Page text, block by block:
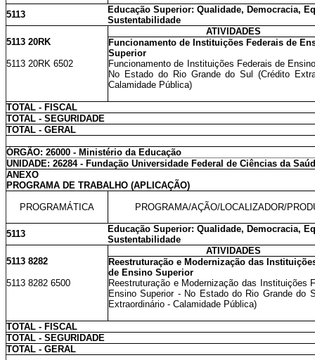
5113
Educação Superior: Qualidade, Democracia,
Sustentabilidade
ATIVIDADES
5113 20RK
Funcionamento de Instituições Federais de
Superior
5113 20RK 6502
Funcionamento de Instituições Federais de
No Estado do Rio Grande do Sul (Crédito
Calamidade Pública)
TOTAL - FISCAL
TOTAL - SEGURIDADE
TOTAL - GERAL
ÓRGÃO: 26000 - Ministério da Educação
UNIDADE: 26284 - Fundação Universidade Federal de Ciências da
ANEXO
PROGRAMA DE TRABALHO (APLICAÇÃO)
PROGRAMÁTICA PROGRAMA/AÇÃO/LOCALIZADOR/
5113
Educação Superior: Qualidade, Democracia,
Sustentabilidade
ATIVIDADES
5113 8282
Reestruturação e Modernização das
de Ensino Superior
5113 8282 6500
Reestruturação e Modernização das Instituições
Ensino Superior - No Estado do Rio Grande do
Extraordinário - Calamidade Pública)
TOTAL - FISCAL
TOTAL - SEGURIDADE
TOTAL - GERAL